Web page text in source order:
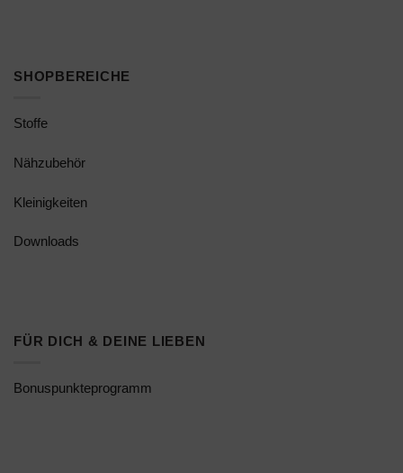
SHOPBEREICHE
Stoffe
Nähzubehör
Kleinigkeiten
Downloads
FÜR DICH & DEINE LIEBEN
Bonuspunkteprogramm